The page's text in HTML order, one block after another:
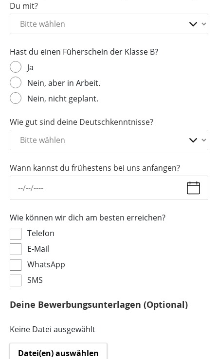
Du mit?
Hast du einen Füherschein der Klasse B?
Ja
Nein, aber in Arbeit.
Nein, nicht geplant.
Wie gut sind deine Deutschkenntnisse?
Wann kannst du frühestens bei uns anfangen?
Wie können wir dich am besten erreichen?
Telefon
E-Mail
WhatsApp
SMS
Deine Bewerbungsunterlagen (Optional)
Keine Datei ausgewählt
Datei(en) auswählen